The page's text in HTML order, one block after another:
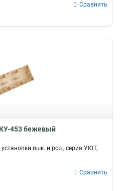
Сравнить
453 бежевый
вык. и роз., серия УЮТ,
Сравнить